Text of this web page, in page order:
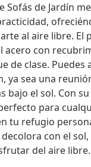
Sofás de Jardín
al aire libre. El
acero con
de clase. Puedes
ya sea una
bajo el sol. Con
para
tu refugio
con el
del aire libre.